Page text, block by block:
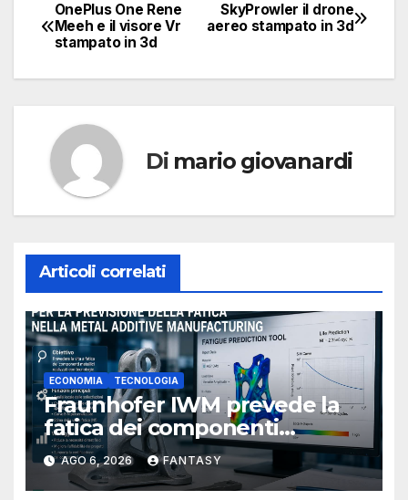
Navigazione
articoli
SkyProwler il drone
aereo stampato in 3d
OnePlus One Rene
Meeh e il visore Vr
stampato in 3d
Di mario giovanardi
Articoli correlati
ECONOMIA TECNOLOGIA
Fraunhofer IWM prevede la
fatica dei componenti
metallici stampati in 3D
AGO 6, 2026 FANTASY